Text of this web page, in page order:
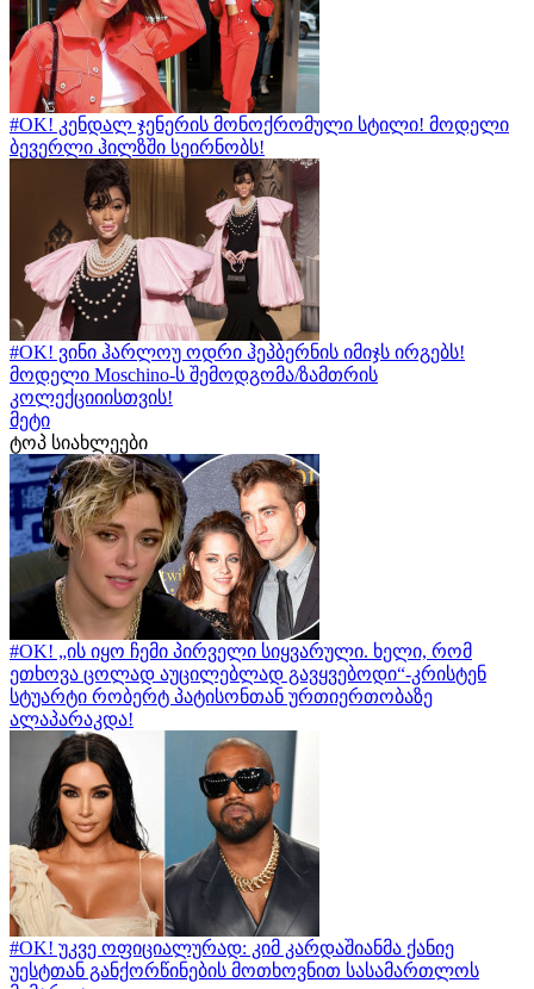
#OK! კენდალ ჯენერის მონოქრომული სტილი! მოდელი
ბევერლი ჰილზში სეირნობს!
#OK! ვინი ჰარლოუ ოდრი ჰეპბერნის იმიჯს ირგებს!
მოდელი Moschino-ს შემოდგომა/ზამთრის
კოლექციიისთვის!
მეტი
ტოპ სიახლეები
#OK! „ის იყო ჩემი პირველი სიყვარული. ხელი, რომ
ეთხოვა ცოლად აუცილებლად გავყვებოდი“-კრისტენ
სტუარტი რობერტ პატისონთან ურთიერთობაზე
ალაპარაკდა!
#OK! უკვე ოფიციალურად: კიმ კარდაშიანმა ქანიე
უესტთან განქორწინების მოთხოვნით სასამართლოს